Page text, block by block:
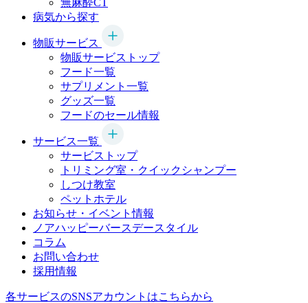
無麻酔CT
病気から探す
物販サービス
物販サービストップ
フード一覧
サプリメント一覧
グッズ一覧
フードのセール情報
サービス一覧
サービストップ
トリミング室・クイックシャンプー
しつけ教室
ペットホテル
お知らせ・イベント情報
ノアハッピーバースデースタイル
コラム
お問い合わせ
採用情報
各サービスのSNSアカウントはこちらから